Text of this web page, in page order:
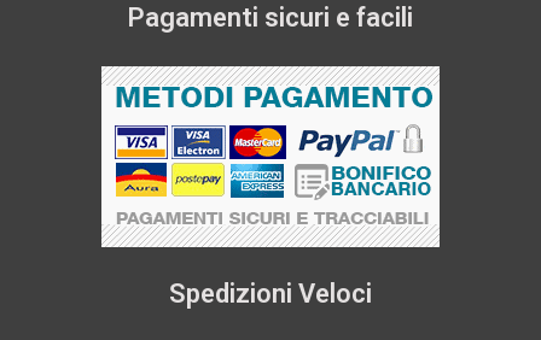
Pagamenti sicuri e facili
Spedizioni Veloci